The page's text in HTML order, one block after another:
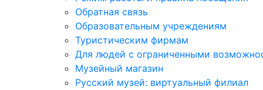
Обратная связь
Образовательным учреждениям
Туристическим фирмам
Для людей с ограниченными
Музейный магазин
Русский музей: виртуальный филиал